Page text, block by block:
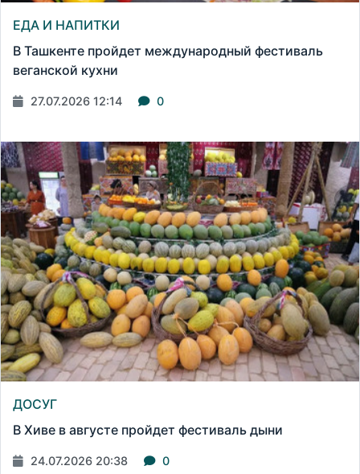
ЕДА И НАПИТКИ
В Ташкенте пройдет международный фестиваль
веганской кухни
27.07.2026 12:14 0
ДОСУГ
В Хиве в августе пройдет фестиваль дыни
24.07.2026 20:38 0